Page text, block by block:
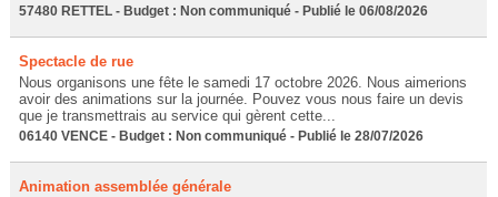
57480 RETTEL - Budget : Non communiqué - Publié le 06/08/2026
Spectacle de rue
Nous organisons une fête le samedi 17 octobre 2026. Nous aimerions
avoir des animations sur la journée. Pouvez vous nous faire un devis
que je transmettrais au service qui gèrent cette...
06140 VENCE - Budget : Non communiqué - Publié le 28/07/2026
Animation assemblée générale